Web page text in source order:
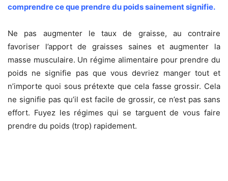
comprendre ce que prendre du poids sainement signifie.
Ne pas augmenter le taux de graisse, au contraire
favoriser l’apport de graisses saines et augmenter la
masse musculaire. Un régime alimentaire pour prendre du
poids ne signifie pas que vous devriez manger tout et
n’importe quoi sous prétexte que cela fasse grossir. Cela
ne signifie pas qu’il est facile de grossir, ce n’est pas sans
effort. Fuyez les régimes qui se targuent de vous faire
prendre du poids (trop) rapidement.